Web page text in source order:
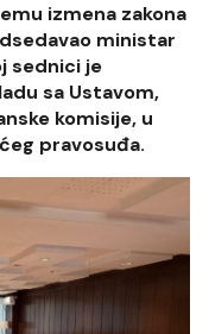
izmena zakona
ministar
sednici je
sa Ustavom,
komisije, u
pravosuđa.